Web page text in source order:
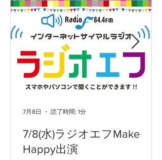
7/8(水)ラジオエフMake
Happy出演
7月8日 読了時間: 1分